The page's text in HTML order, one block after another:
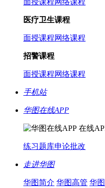
面授课程网络课程
医疗卫生课程
面授课程网络课程
招警课程
面授课程网络课程
手机站
华图在线APP
在线
练习题库申论批改
走进华图
华图简介 华图高管 华